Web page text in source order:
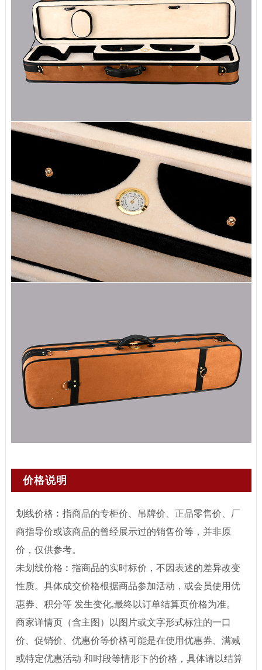
价格说明
划线价格︰指商品的专柜价、吊牌价、正品零售价、厂
商指导价或该商品的曾经展示过的销售价等，并非原
价，仅供参考。
未划线价格︰指商品的实时标价，不因表述的差异改变
性质。具体成交价格根据商品参加活动，或会员使用优
惠券、积分等 发生变化,最终以订单结算页价格为准。
商家详情页（含主图）以图片或文字形式标注的一口
价、促销价、优惠价等价格可能是在使用优惠券、满减
或特定优惠活动 和时段等情形下的价格，具体请以结算